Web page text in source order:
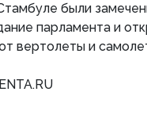
были
парламента и
вертолеты и